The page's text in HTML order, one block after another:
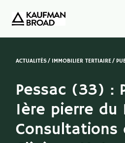
ACTUALITÉS IMMOBILIER TERTIAIRE
Pessac (33) :
1ère pierre du
Consultations